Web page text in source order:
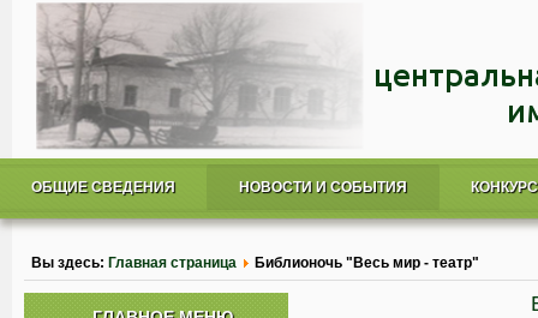
ОБЩИЕ СВЕДЕНИЯ НОВОСТИ И СОБЫТИЯ
Вы здесь: Главная страница Библионочь "Весь мир - театр"